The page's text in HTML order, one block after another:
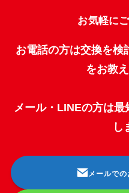
お気軽に
お電話の方は交換を検
をお教
メール・LINEの方は
し
メールで